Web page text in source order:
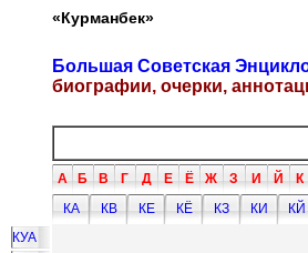
«Курманбек»
Большая Советская
биографии, очерки,
А Б В Г Д Е Ё Ж З И Й К
КА
КВ КЕ КЁ КЗ КИ КЙ
КУА